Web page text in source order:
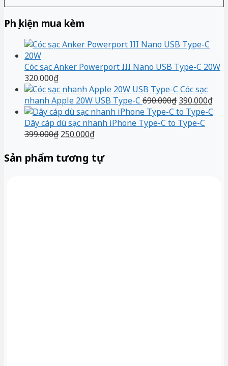
Phụ kiện mua kèm
Cóc sạc Anker Powerport III Nano USB Type-C 20W
320.000₫
Cóc sạc
nhanh Apple 20W USB Type-C 690.000₫ Giá
gốc
là:
390.000₫Giá
Dây cáp dù sạc nhanh iPhone Type-C to Type-C
399.000₫ Giá
là:
399.000₫.
250.000₫Giá
tại
là:
Sản phẩm tương tự